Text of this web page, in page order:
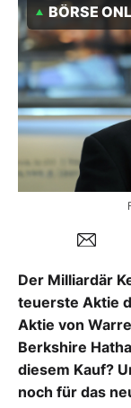
Experten
Mein B:O
Mein
Folgen Sie
BÖRSE ONLINE
Der Milliardär
teuerste Aktie
Aktie von
Berkshire
diesem Kauf?
noch für das